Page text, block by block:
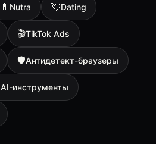
💊 Nutra 💘Dating
🎬TikTok Ads
🛡Антидетект-браузеры
AI-инструменты